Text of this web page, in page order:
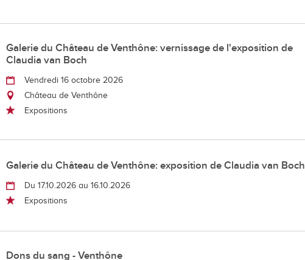
Galerie du Château de Venthône: vernissage de l'exposition de
Claudia van Boch
Vendredi 16 octobre 2026
Château de Venthône
Expositions
Galerie du Château de Venthône: exposition de Claudia van Boch
Du 17.10.2026 au 16.10.2026
Expositions
Dons du sang - Venthône